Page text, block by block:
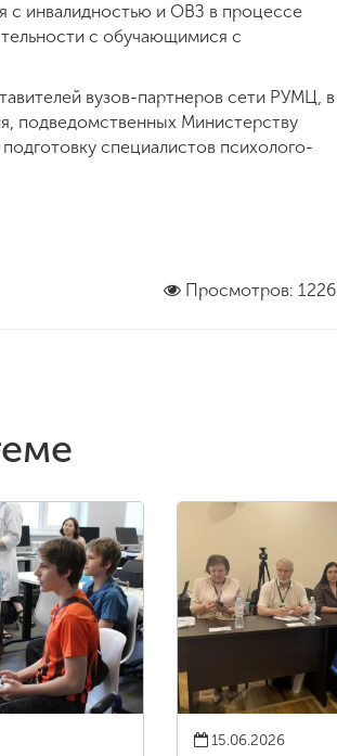
с инвалидностью и ОВЗ в процессе
с обучающимися с
вузов-партнеров сети РУМЦ, в
подведомственных Министерству
специалистов психолого-
Просмотров: 1226
15.06.2026